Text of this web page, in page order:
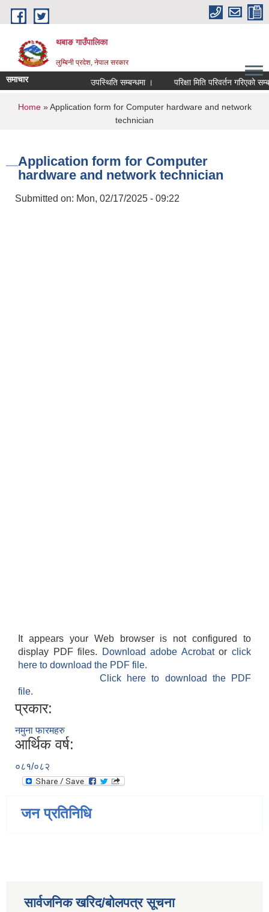
Skip to main content
थबाङ गाउँपालिका
लुम्बिनी प्रदेश, नेपाल सरकार
समाचार उपस्थिति सम्बन्धमा । परिक्षा मिति परिवर्तन गरिएको
You are here
Home» Application form for Computer hardware and network
technician
Application form for Computer
hardware and network technician
Submitted on: Mon, 02/17/2025 - 09:22
It appears your Web browser is not configured to
display PDF files.
Download adobe Acrobatorclick
here to download the PDF file.
Click here to download the PDF
file.
प्रकार:
नमुना फारमहरु
आर्थिक वर्ष:
०८१/०८२
जन प्रतिनिधि
सार्वजनिक खरिद/बोलपत्र सूचना